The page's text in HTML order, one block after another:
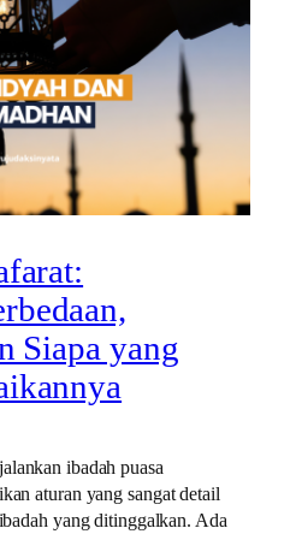
Siapa yang
ibadah puasa
aturan yang sangat detail
yang ditinggalkan. Ada